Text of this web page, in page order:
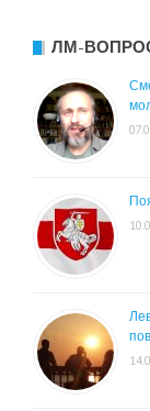
ЛМ-